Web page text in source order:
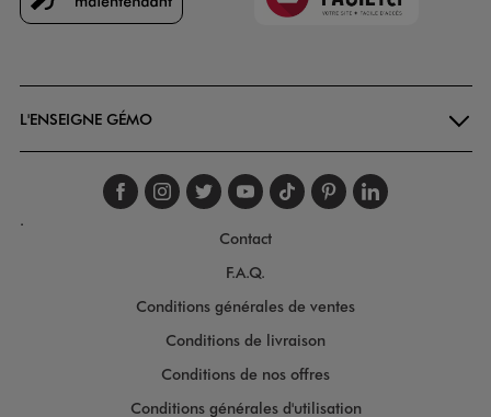
L'ENSEIGNE GÉMO
Suivez-nous sur
Suivez-nous sur
Suivez-nous sur
Suivez-nous
Suivez-nous
Suivez-
.
Contact
F.A.Q.
Conditions générales de ventes
Conditions de livraison
Conditions de nos offres
Conditions générales d'utilisation